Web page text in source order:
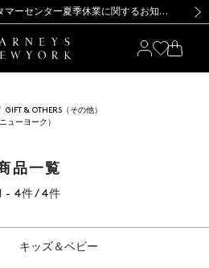
新規登録のお客様も対象！＜MY BARNEYS＞会員のお客様は11,000円（税込）以上のお買上げで常時送料無料！お買い物の際は会員登録を！
一時停止のお知らせ】(2026.8.7) 【オンラインストア カスタマーセンター夏季休業に関するお知らせ】（2026.8.7）
【夏季休業に伴う返品・交換承り一時停止のお知らせ】（2026.8.5）
影響によるお荷物のお届けについて
SALEのご案内・ご注意事項 新規登録のお客様も対象！＜MY BARNEYS＞会員のお客様は11,000円（税込）以上のお買上げで常時送料無料！お買い物の際は会員登録を！
一時停止のお知らせ】(2026.8.7)
GIFT & OTHERS（その他）
ューヨーク）
品一覧
- 4件 / 4件
キッズ＆ベビー